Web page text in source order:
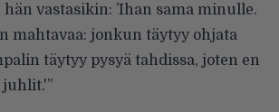
hän vastasikin: ’Ihan sama minulle.
mahtavaa: jonkun täytyy ohjata
täytyy pysyä tahdissa, joten en
juhlit.'”